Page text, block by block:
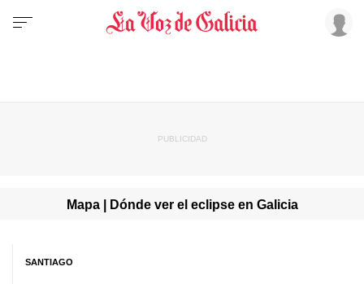
Mapa | Dónde ver el eclipse en Galicia
SANTIAGO